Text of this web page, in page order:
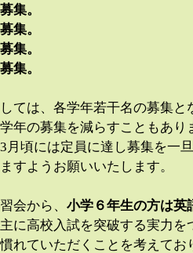
集。
集。
集。
集。
ては、各学年若干名の募集
年の募集を減らすこともあ
頃には定員に達し募集を一
すようお願いいたします。
会から、 小学６年生の方は英
に高校入試を突破する実力
れていただくことを考えて